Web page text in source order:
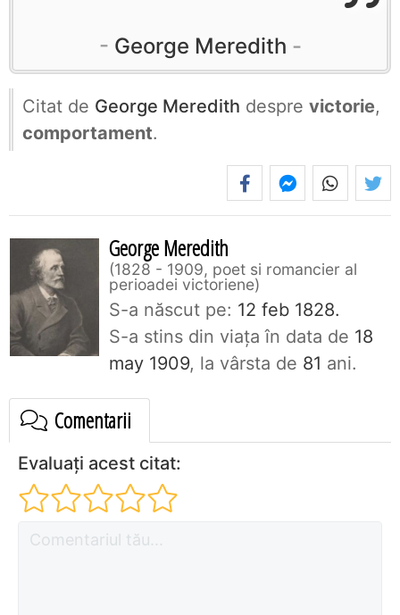
George Meredith
Citat de George Meredith despre victorie,
comportament.
George Meredith
1828 - 1909, poet si romancier al
perioadei victoriene
S-a născut pe: 12 feb 1828.
S-a stins din viaţa în data de 18
may 1909, la vârsta de 81 ani.
Comentarii
Evaluați acest citat: